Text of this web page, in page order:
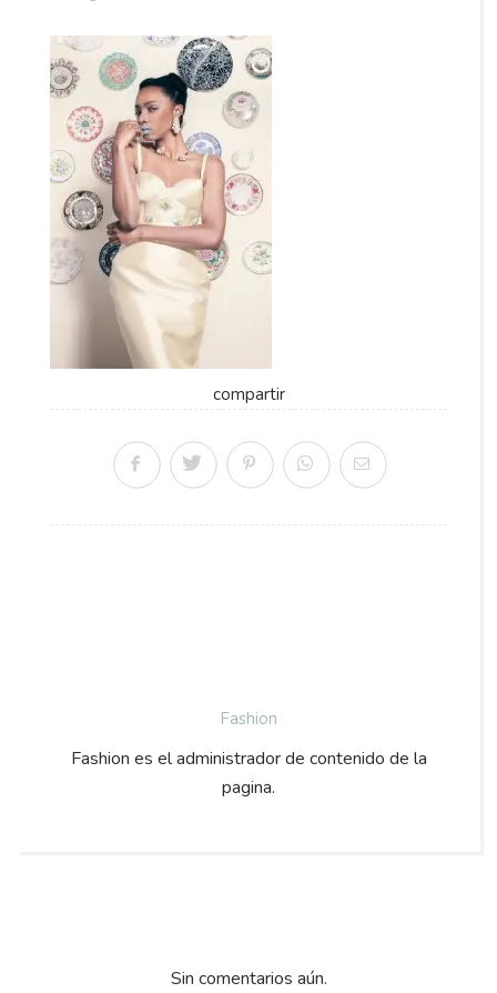
compartir
Fashion
Fashion es el administrador de contenido de la
pagina.
Sin comentarios aún.